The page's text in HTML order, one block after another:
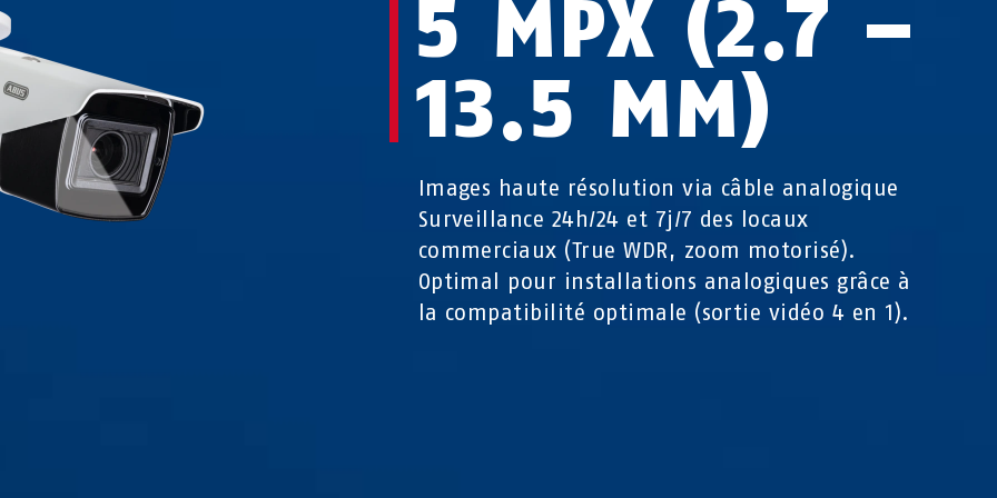
5 MPX (2.7 –
13.5 MM)
Images haute résolution via câble analogique
Surveillance 24h/24 et 7j/7 des locaux
commerciaux (True WDR, zoom motorisé).
Optimal pour installations analogiques grâce à
la compatibilité optimale (sortie vidéo 4 en 1).